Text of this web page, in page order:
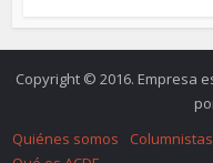
Copyright © 2016. Empresa
Quiénes somos
Columnistas